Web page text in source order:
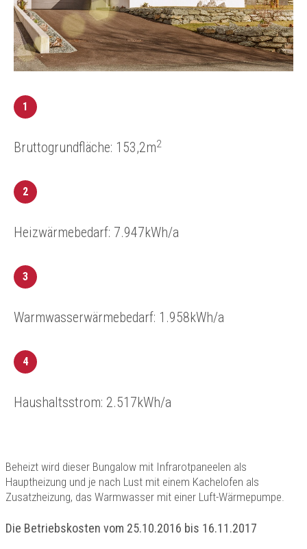
1
Bruttogrundfläche: 153,2m2
2
Heizwärmebedarf: 7.947kWh/a
3
Warmwasserwärmebedarf: 1.958kWh/a
4
Haushaltsstrom: 2.517kWh/a
Beheizt wird dieser Bungalow mit Infrarotpaneelen als
Hauptheizung und je nach Lust mit einem Kachelofen als
Zusatzheizung, das Warmwasser mit einer Luft-Wärmepumpe.
Die Betriebskosten vom 25.10.2016 bis 16.11.2017